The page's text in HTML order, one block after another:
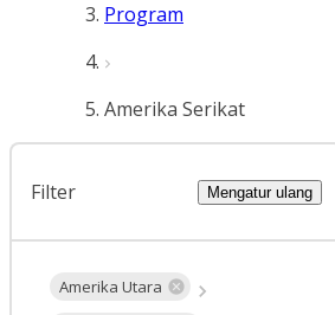
Program
Amerika Serikat
Filter Mengatur ulang
Amerika Utara